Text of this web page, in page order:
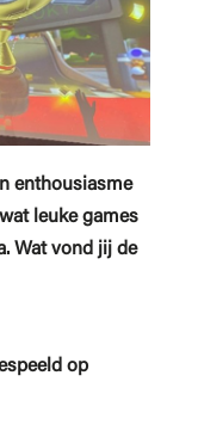
enthousiasme
leuke games
Wat vond jij de
op